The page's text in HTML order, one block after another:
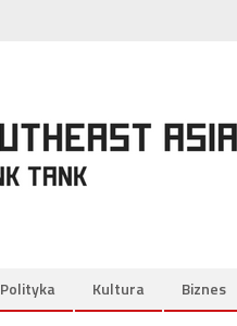
Polityka Kultura Biznes